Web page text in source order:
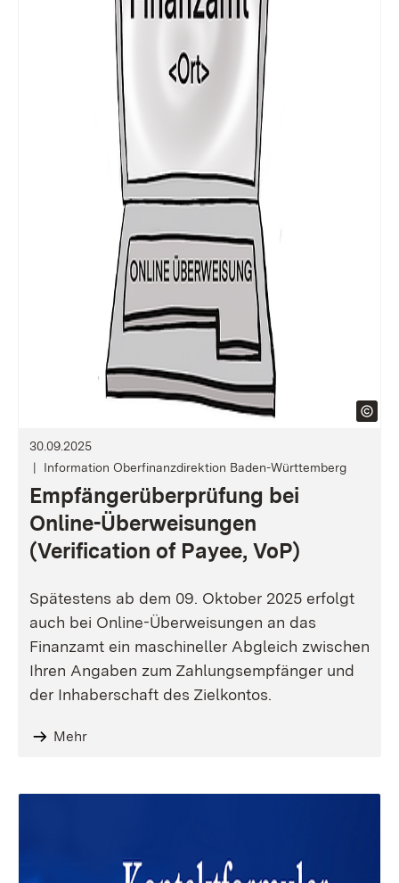
30.09.2025
Information Oberfinanzdirektion Baden-Württemberg
Empfängerüberprüfung bei
Online-Überweisungen
(Verification of Payee, VoP)
Spätestens ab dem 09. Oktober 2025 erfolgt
auch bei Online-Überweisungen an das
Finanzamt ein maschineller Abgleich zwischen
Ihren Angaben zum Zahlungsempfänger und
der Inhaberschaft des Zielkontos.
Mehr